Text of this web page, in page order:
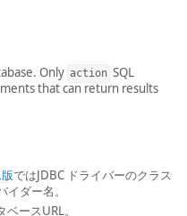
Only action SQL
that can return results
ではJDBC ドライバーのクラス
イダー名。
ースURL。